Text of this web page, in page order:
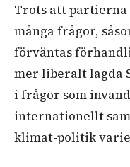
Trots att
många frågor,
förväntas
mer liberalt lagda
i frågor som
internationellt
klimat-politik